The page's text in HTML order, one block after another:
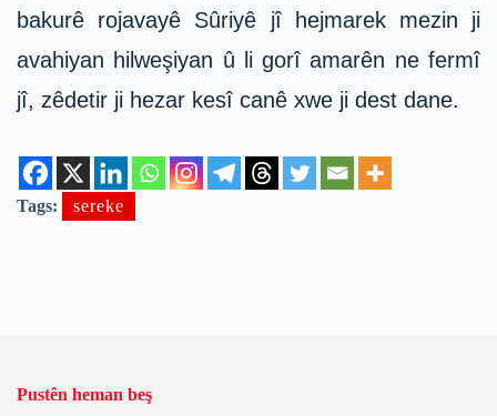
bakurê rojavayê Sûriyê jî hejmarek mezin ji
avahiyan hilweşiyan û li gorî amarên ne fermî
jî, zêdetir ji hezar kesî canê xwe ji dest dane.
Tags: sereke
Pustên heman beş